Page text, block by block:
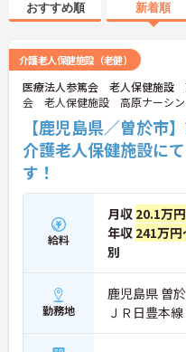
おすすめ順 新着順
介護老人保健施設（老健）
医療法人参篤会 老人保健施設
会 老人保健施設 高原ナーシン
【鹿児島県／曽於
介護老人保健施設に
す！
給料
月収 20.1万
年収 241万
別
勤務地
鹿児島県 曽
ＪＲ日豊本